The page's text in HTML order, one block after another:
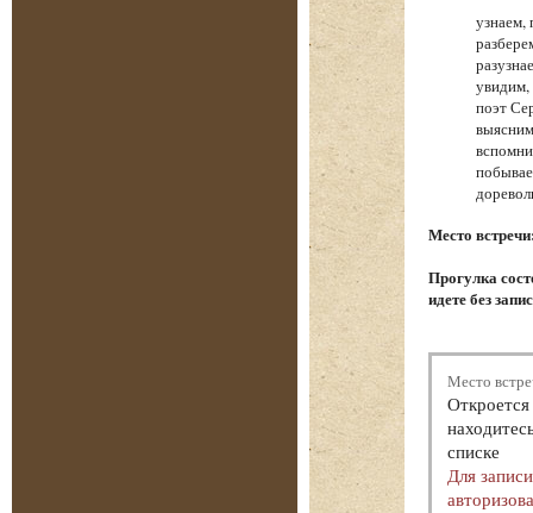
узнаем,
увидим,
поэт
Место
Прогулка
идете без
Место
списке
Для